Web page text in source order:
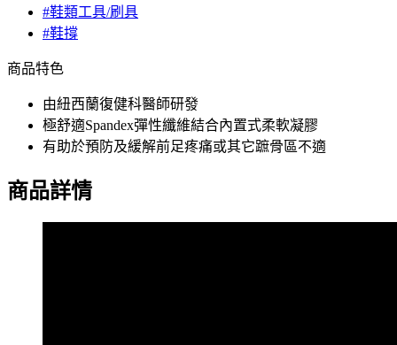
#鞋類工具/刷具
#鞋撐
商品特色
由紐西蘭復健科醫師研發
極舒適Spandex彈性纖維結合內置式柔軟凝膠
有助於預防及緩解前足疼痛或其它蹠骨區不適
商品詳情